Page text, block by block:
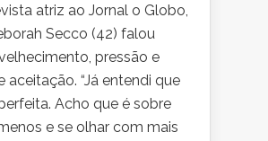
atriz ao Jornal o Globo,
Secco (42) falou
pressão e
aceitação. “Já entendi que
Acho que é sobre
e se olhar com mais